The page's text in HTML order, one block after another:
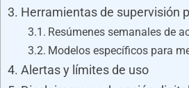
Herramientas de supervisión
Resúmenes semanales de
Modelos específicos para
Alertas y límites de uso